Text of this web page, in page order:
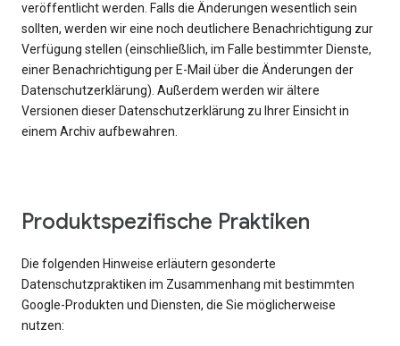
veröffentlicht werden. Falls die Änderungen wesentlich sein
sollten, werden wir eine noch deutlichere Benachrichtigung zur
Verfügung stellen (einschließlich, im Falle bestimmter Dienste,
einer Benachrichtigung per E-Mail über die Änderungen der
Datenschutzerklärung). Außerdem werden wir ältere
Versionen dieser Datenschutzerklärung zu Ihrer Einsicht in
einem Archiv aufbewahren.
Produktspezifische Praktiken
Die folgenden Hinweise erläutern gesonderte
Datenschutzpraktiken im Zusammenhang mit bestimmten
Google-Produkten und Diensten, die Sie möglicherweise
nutzen: